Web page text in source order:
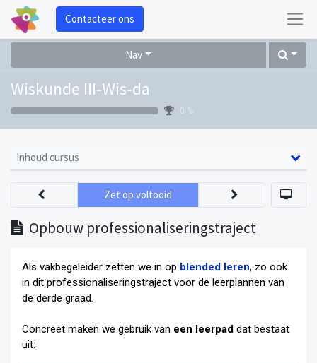
Contacteer ons
Nav
Wiskunde III-Wis-da
0 %
Inhoud cursus
Opbouw professionaliseringstraject
Zet op voltooid
Als vakbegeleider zetten we in op blended leren, zo ook
in dit professionaliseringstraject voor de leerplannen van
de derde graad
Concreet maken we gebruik van een leerpad dat bestaat
uit: